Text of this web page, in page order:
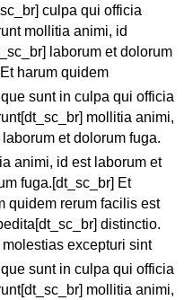
culpa qui officia
mollitia animi, id
laborum et dolorum
harum quidem
sunt in culpa qui officia
mollitia animi,
laborum et dolorum fuga.
animi, id est laborum et
fuga.[dt_sc_br] Et
quidem rerum facilis est
distinctio.
molestias excepturi sint
sunt in culpa qui officia
mollitia animi,